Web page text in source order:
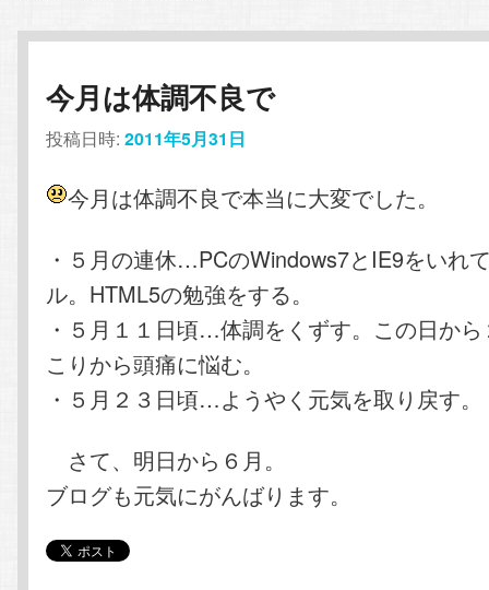
ン
コ
ン
テ
ツ
移
動
コ
ン
テ
ン
へ
動
今月は体調不良で
投稿日時:2011年5月31日
今月は体調不良で本当に大変でした。
・５月の連休…PCのWindows7とIE9をいれ
ル。HTML5の勉強をする。
・５月１１日頃…体調をくずす。この日か
こりから頭痛に悩む。
・５月２３日頃…ようやく元気を取り戻す。
さて、明日から６月。
ブログも元気にがんばります。